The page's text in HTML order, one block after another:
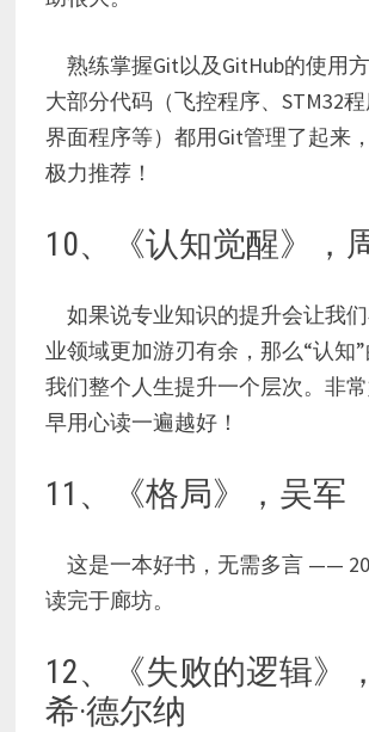
熟练掌握Git以及GitHub的使用
大部分代码（飞控程序、STM32
界面程序等）都用Git管理了起来
极力推荐！
10、《认知觉醒》，
如果说专业知识的提升会让我
业领域更加游刃有余，那么“认知
我们整个人生提升一个层次。非
早用心读一遍越好！
11、《格局》，吴军
这是一本好书，无需多言 ——
读完于廊坊。
12、《失败的逻辑》
希·德尔纳